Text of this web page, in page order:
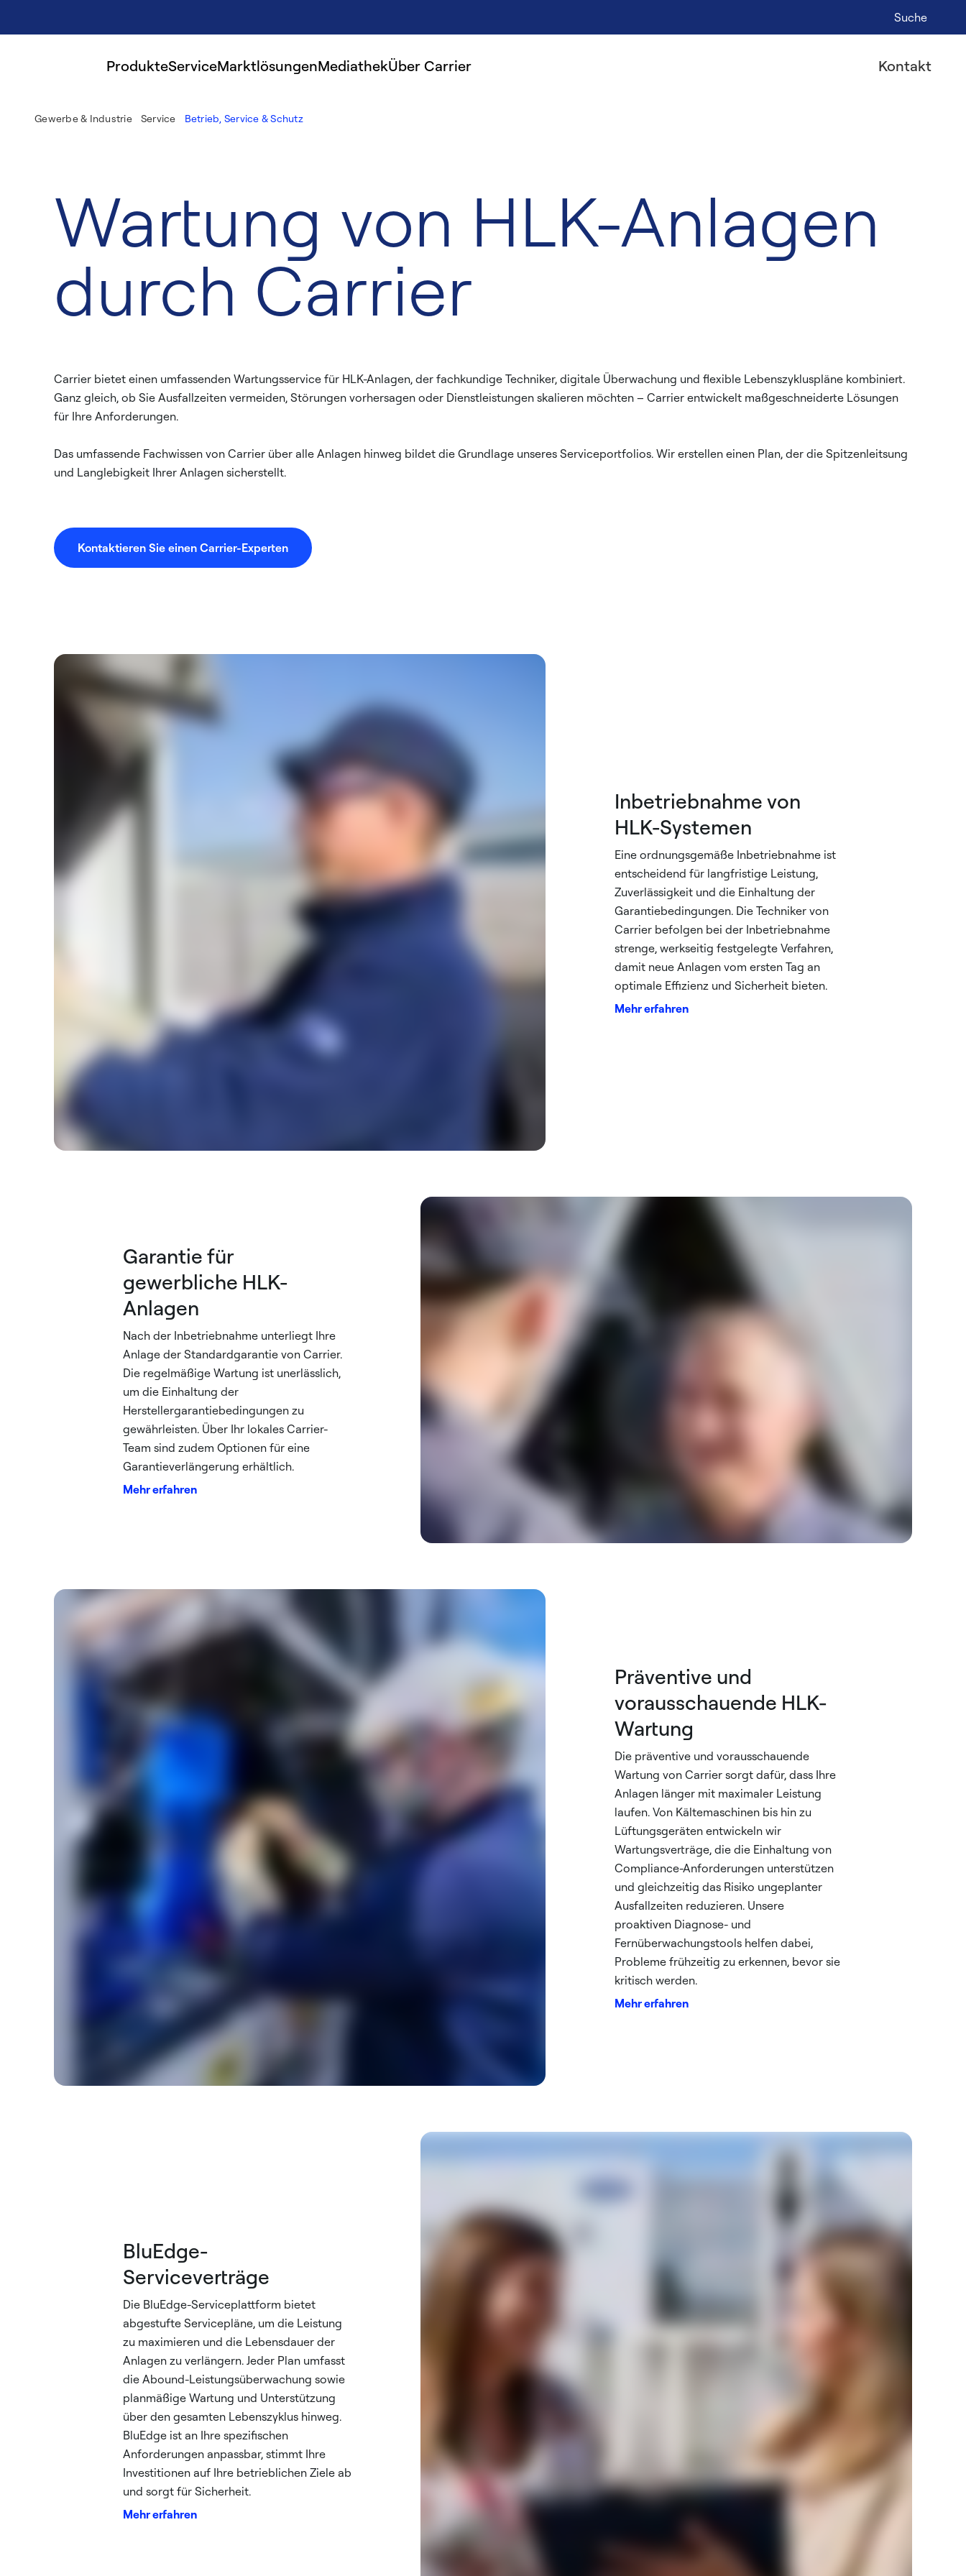
Suche
ProdukteServiceMarktlösungenMediathekÜber Carrier Kontakt
Gewerbe & Industrie Service Betrieb, Service & Schutz
Wartung von HLK-Anlagen
durch Carrier
Carrier bietet einen umfassenden Wartungsservice für HLK-Anlagen, der fachkundige Techniker, digitale Überwachung und flexible Lebenszykluspläne kombiniert.
Ganz gleich, ob Sie Ausfallzeiten vermeiden, Störungen vorhersagen oder Dienstleistungen skalieren möchten – Carrier entwickelt maßgeschneiderte Lösungen
für Ihre Anforderungen.
Das umfassende Fachwissen von Carrier über alle Anlagen hinweg bildet die Grundlage unseres Serviceportfolios. Wir erstellen einen Plan, der die Spitzenleitsung
und Langlebigkeit Ihrer Anlagen sicherstellt.
Kontaktieren Sie einen Carrier-Experten
Inbetriebnahme von
HLK-Systemen
Eine ordnungsgemäße Inbetriebnahme ist
entscheidend für langfristige Leistung,
Zuverlässigkeit und die Einhaltung der
Garantiebedingungen. Die Techniker von
Carrier befolgen bei der Inbetriebnahme
strenge, werkseitig festgelegte Verfahren,
damit neue Anlagen vom ersten Tag an
optimale Effizienz und Sicherheit bieten.
Mehr erfahren
Garantie für
gewerbliche HLK-
Anlagen
Nach der Inbetriebnahme unterliegt Ihre
Anlage der Standardgarantie von Carrier.
Die regelmäßige Wartung ist unerlässlich,
um die Einhaltung der
Herstellergarantiebedingungen zu
gewährleisten. Über Ihr lokales Carrier-
Team sind zudem Optionen für eine
Garantieverlängerung erhältlich.
Mehr erfahren
Präventive und
vorausschauende HLK-
Wartung
Die präventive und vorausschauende
Wartung von Carrier sorgt dafür, dass Ihre
Anlagen länger mit maximaler Leistung
laufen. Von Kältemaschinen bis hin zu
Lüftungsgeräten entwickeln wir
Wartungsverträge, die die Einhaltung von
Compliance-Anforderungen unterstützen
und gleichzeitig das Risiko ungeplanter
Ausfallzeiten reduzieren. Unsere
proaktiven Diagnose- und
Fernüberwachungstools helfen dabei,
Probleme frühzeitig zu erkennen, bevor sie
kritisch werden.
Mehr erfahren
BluEdge-
Serviceverträge
Die BluEdge-Serviceplattform bietet
abgestufte Servicepläne, um die Leistung
zu maximieren und die Lebensdauer der
Anlagen zu verlängern. Jeder Plan umfasst
die Abound-Leistungsüberwachung sowie
planmäßige Wartung und Unterstützung
über den gesamten Lebenszyklus hinweg.
BluEdge ist an Ihre spezifischen
Anforderungen anpassbar, stimmt Ihre
Investitionen auf Ihre betrieblichen Ziele ab
und sorgt für Sicherheit.
Mehr erfahren